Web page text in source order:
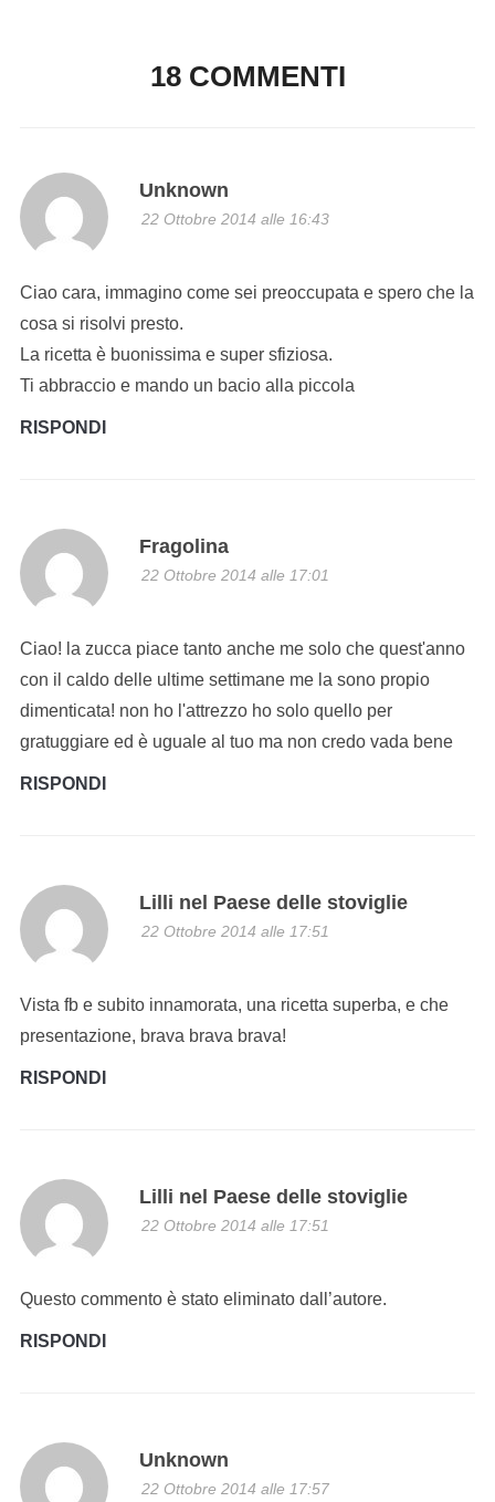
18 COMMENTI
Unknown
22 Ottobre 2014 alle 16:43
Ciao cara, immagino come sei preoccupata e spero che la
cosa si risolvi presto.
La ricetta è buonissima e super sfiziosa.
Ti abbraccio e mando un bacio alla piccola
RISPONDI
Fragolina
22 Ottobre 2014 alle 17:01
Ciao! la zucca piace tanto anche me solo che quest'anno
con il caldo delle ultime settimane me la sono propio
dimenticata! non ho l'attrezzo ho solo quello per
gratuggiare ed è uguale al tuo ma non credo vada bene
RISPONDI
Lilli nel Paese delle stoviglie
22 Ottobre 2014 alle 17:51
Vista fb e subito innamorata, una ricetta superba, e che
presentazione, brava brava brava!
RISPONDI
Lilli nel Paese delle stoviglie
22 Ottobre 2014 alle 17:51
Questo commento è stato eliminato dall’autore.
RISPONDI
Unknown
22 Ottobre 2014 alle 17:57